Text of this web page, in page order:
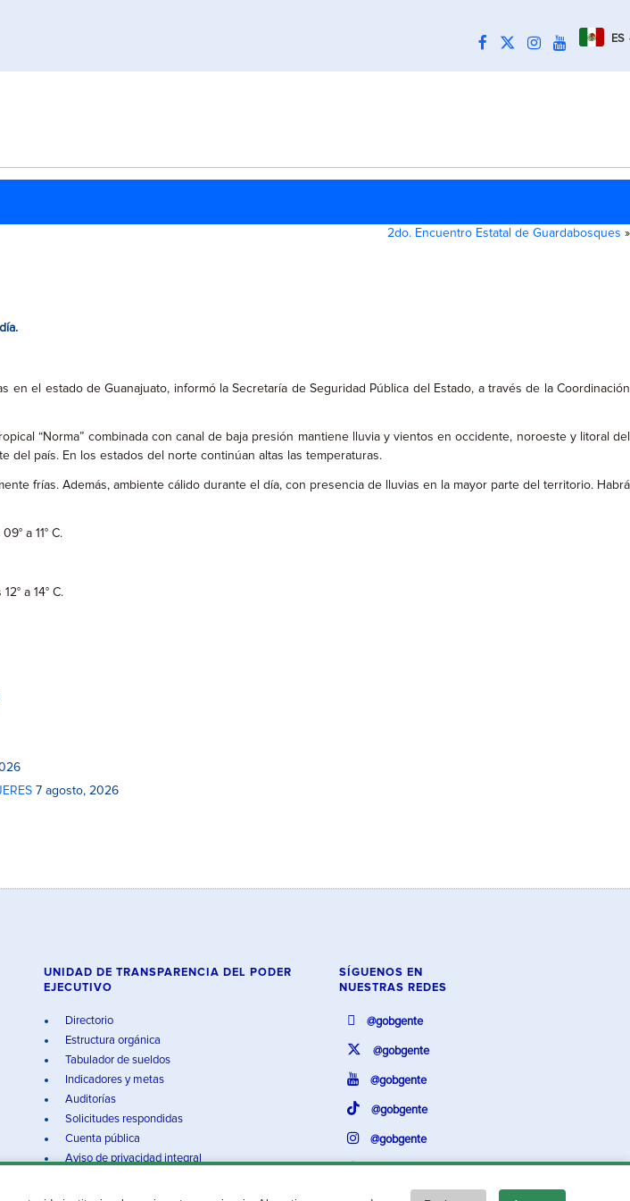
ES
2do. Encuentro Estatal de Guardabosques »
en el estado de Guanajuato, informó la Secretaría de Seguridad Pública del Estado, a través de la Coordinación
“Norma” combinada con canal de baja presión mantiene lluvia y vientos en occidente, noroeste y litoral del
del país. En los estados del norte continúan altas las temperaturas.
frías. Además, ambiente cálido durante el día, con presencia de lluvias en la mayor parte del territorio. Habrá
a 11° C.
a 14° C.
7 agosto, 2026
UNIDAD DE TRANSPARENCIA DEL PODER
EJECUTIVO
Directorio
Estructura orgánica
Tabulador de sueldos
Indicadores y metas
Auditorías
Solicitudes respondidas
Cuenta pública
Aviso de privacidad integral
SÍGUENOS EN
NUESTRAS REDES
@gobgente
@gobgente
@gobgente
@gobgente
@gobgente
@gobgente